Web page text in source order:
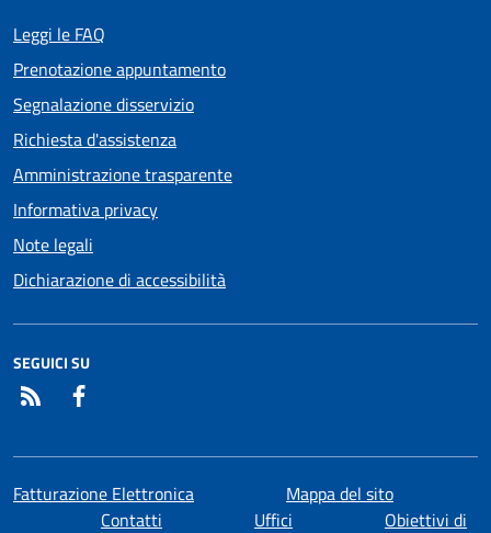
Leggi le FAQ
Prenotazione appuntamento
Segnalazione disservizio
Richiesta d'assistenza
Amministrazione trasparente
Informativa privacy
Note legali
Dichiarazione di accessibilità
SEGUICI SU
RSS
Fatturazione Elettronica
Mappa del sito
Contatti
Uffici
Obiettivi di